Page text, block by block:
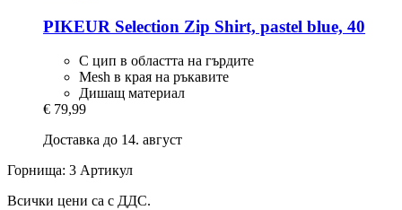
PIKEUR Selection Zip Shirt, pastel blue, 40
С цип в областта на гърдите
Mesh в края на ръкавите
Дишащ материал
€ 79,99
Доставка до 14. август
Горнища: 3 Артикул
Всички цени са с ДДС.